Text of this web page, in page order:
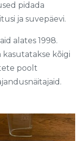
pidada
ja suvepäevi.
alates 1998.
kasutatakse kõigi
poolt